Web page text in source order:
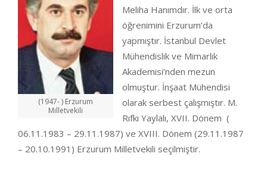
(1947- ) Erzurum
Milletvekili
Meliha Hanımdır. İlk ve orta
öğrenimini Erzurum’da
yapmıştır. İstanbul Devlet
Mühendislik ve Mimarlık
Akademisi’nden mezun
olmuştur. İnşaat Mühendisi
olarak serbest çalışmıştır. M.
Rıfkı Yaylalı, XVII. Dönem (
06.11.1983 – 29.11.1987) ve XVIII. Dönem (29.11.1987
– 20.10.1991) Erzurum Milletvekili seçilmiştir.